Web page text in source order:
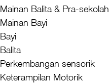
Mainan Balita & Pra-sekolah
Mainan Bayi
Bayi
Balita
Perkembangan sensorik
Keterampilan Motorik